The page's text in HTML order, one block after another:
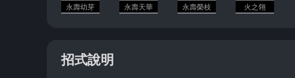
永壽幼芽 永壽天華 永壽榮枝 火之翎
招式說明